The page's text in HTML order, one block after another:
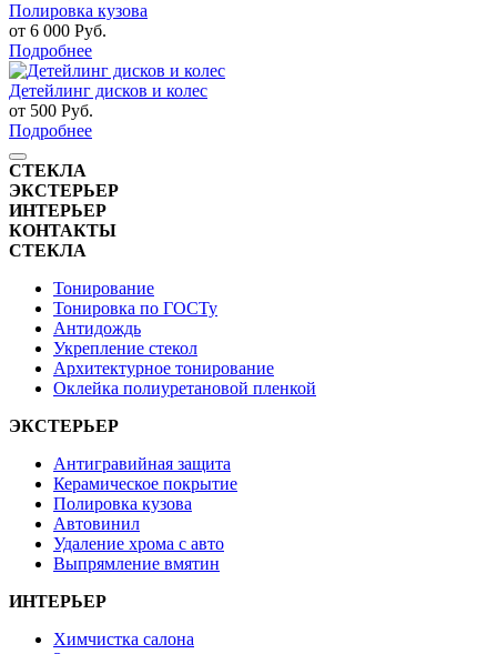
Полировка кузова
от 6 000 Руб.
Подробнее
Детейлинг дисков и колес
от 500 Руб.
Подробнее
СТЕКЛА
ЭКСТЕРЬЕР
ИНТЕРЬЕР
КОНТАКТЫ
СТЕКЛА
Тонирование
Тонировка по ГОСТу
Антидождь
Укрепление стекол
Архитектурное тонирование
Оклейка полиуретановой пленкой
ЭКСТЕРЬЕР
Антигравийная защита
Керамическое покрытие
Полировка кузова
Автовинил
Удаление хрома с авто
Выпрямление вмятин
ИНТЕРЬЕР
Химчистка салона